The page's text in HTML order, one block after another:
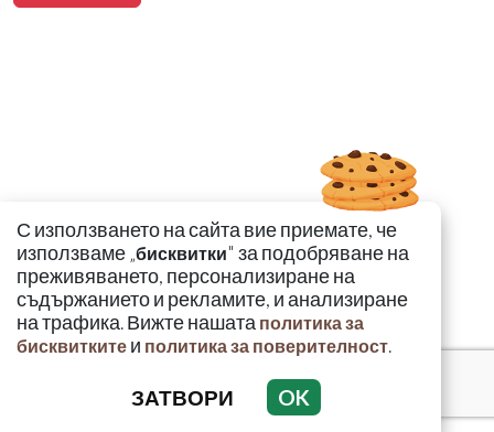
С използването на сайта вие приемате, че
използваме „бисквитки" за подобряване на
преживяването, персонализиране на
съдържанието и рекламите, и анализиране
на трафика. Вижте нашата политика за
бисквитките и политика за поверителност.
ЗАТВОРИ OK